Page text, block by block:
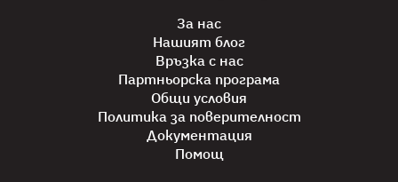
За нас
Нашият блог
Връзка с нас
Партньорска програма
Общи условия
Политика за поверителност
Документация
Помощ